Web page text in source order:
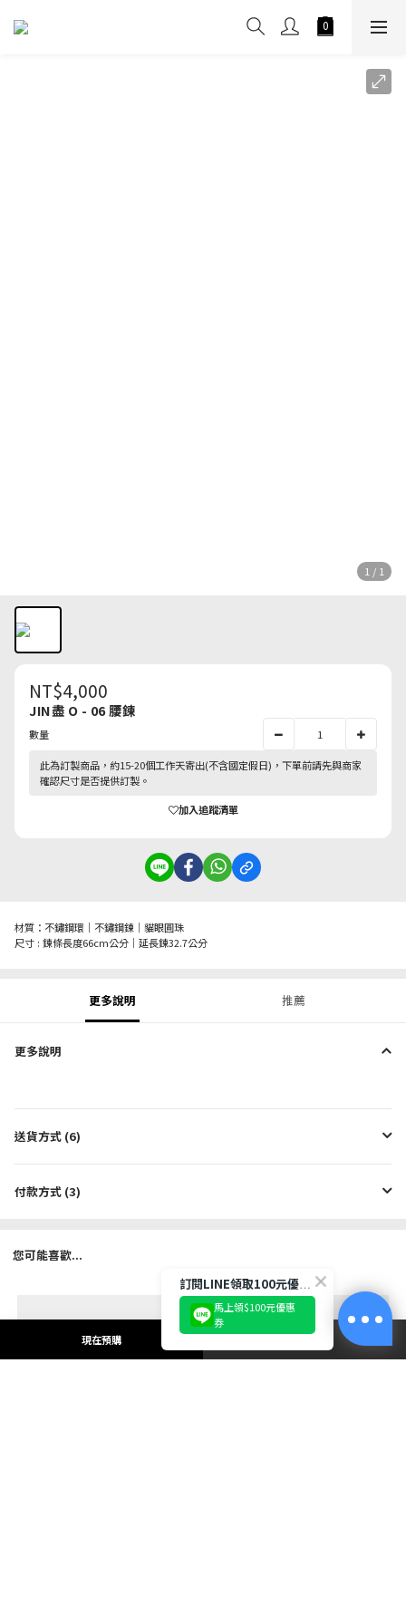
1 / 1
NT$4,000
JIN盡 O - 06 腰鍊
數量
此為訂製商品，約15-20個工作天寄出(不含國定假日)，下單前請先與商家
確認尺寸是否提供訂製。
加入追蹤清單
現在預購 立即購買
材質：不鏽鋼環｜不鏽鋼鍊｜貓眼圓珠
尺寸 : 鍊條長度66cm公分｜延長鍊32.7公分
更多說明 推薦
更多說明
送貨方式 (6)
付款方式 (3)
您可能喜歡...
訂閱LINE領取100元優惠券!
馬上領$100元優惠
券